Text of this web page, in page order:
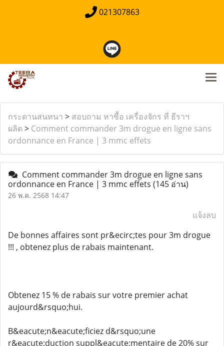
021307863
กระดานสนทนา > สอบถาม หาซื้อ เครื่องจักร ที่ ธีราฯ
ผลิต > Comment commander 3m drogue en ligne sans
ordonnance en France | 3 mmc effets
Comment commander 3m drogue en ligne sans
ordonnance en France | 3 mmc effets (145 อ่าน)
26 พ.ค. 2568 14:47
แจ้งลบ
De bonnes affaires sont pr&ecirc;tes pour 3m drogue
!!! , obtenez plus de rabais maintenant.
Obtenez 15 % de rabais sur votre premier achat
aujourd&rsquo;hui.
B&eacute;n&eacute;ficiez d&rsquo;une
r&eacute;duction suppl&eacute;mentaire de 20% sur